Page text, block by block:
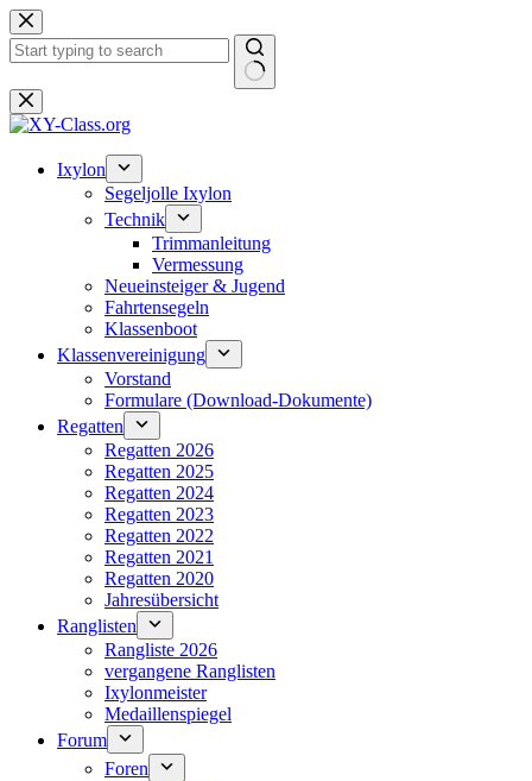
Zum
Inhalt
springen
Keine
Ergebnisse
Ixylon
Segeljolle Ixylon
Technik
Trimmanleitung
Vermessung
Neueinsteiger & Jugend
Fahrtensegeln
Klassenboot
Klassenvereinigung
Vorstand
Formulare (Download-Dokumente)
Regatten
Regatten 2026
Regatten 2025
Regatten 2024
Regatten 2023
Regatten 2022
Regatten 2021
Regatten 2020
Jahresübersicht
Ranglisten
Rangliste 2026
vergangene Ranglisten
Ixylonmeister
Medaillenspiegel
Forum
Foren